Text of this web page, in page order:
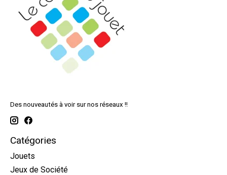
Des nouveautés à voir sur nos réseaux !!
Catégories
Jouets
Jeux de Société